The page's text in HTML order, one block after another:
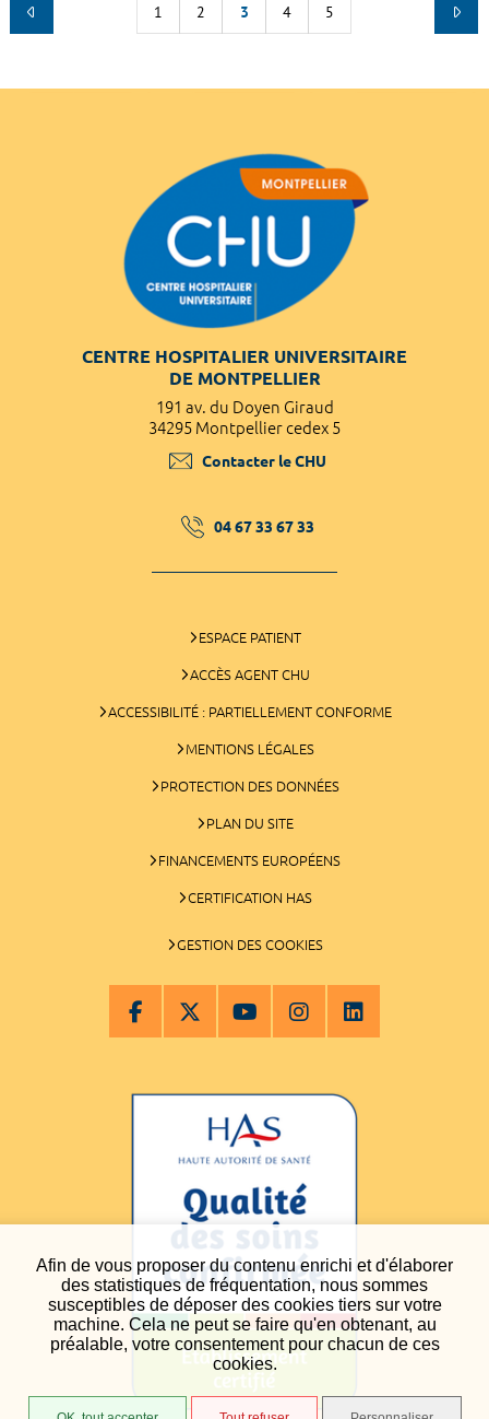
Afin de vous proposer du contenu enrichi et d'élaborer
des statistiques de fréquentation, nous sommes
susceptibles de déposer des cookies tiers sur votre
machine. Cela ne peut se faire qu'en obtenant, au
préalable, votre consentement pour chacun de ces
cookies.
1 2 3 4 5
CENTRE HOSPITALIER UNIVERSITAIRE
DE MONTPELLIER
191 av. du Doyen Giraud
34295 Montpellier cedex 5
Contacter le CHU
04 67 33 67 33
ESPACE PATIENT
ACCÈS AGENT CHU
ACCESSIBILITÉ : PARTIELLEMENT CONFORME
MENTIONS LÉGALES
PROTECTION DES DONNÉES
PLAN DU SITE
FINANCEMENTS EUROPÉENS
CERTIFICATION HAS
GESTION DES COOKIES